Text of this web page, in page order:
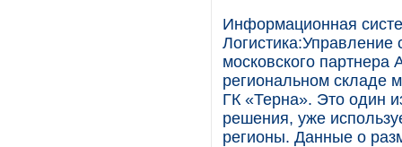
Информационная
Логистика:Управление
московского
региональном складе
ГК «Терна». Это один
решения, уже
регионы. Данные о